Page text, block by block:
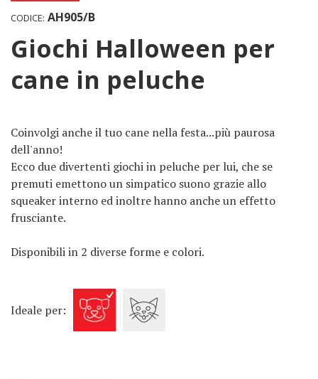
CODICE: AH905/B
Giochi Halloween per
cane in peluche
Coinvolgi anche il tuo cane nella festa...più paurosa
dell'anno!
Ecco due divertenti giochi in peluche per lui, che se
premuti emettono un simpatico suono grazie allo
squeaker interno ed inoltre hanno anche un effetto
frusciante.
Disponibili in 2 diverse forme e colori.
Ideale per: